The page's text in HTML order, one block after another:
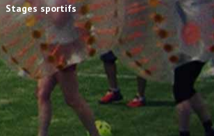
Stages sportifs